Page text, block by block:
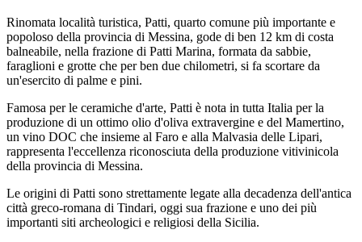
Rinomata località turistica, Patti, quarto comune più importante e
popoloso della provincia di Messina, gode di ben 12 km di costa
balneabile, nella frazione di Patti Marina, formata da sabbie,
faraglioni e grotte che per ben due chilometri, si fa scortare da
un'esercito di palme e pini.
Famosa per le ceramiche d'arte, Patti è nota in tutta Italia per la
produzione di un ottimo olio d'oliva extravergine e del Mamertino,
un vino DOC che insieme al Faro e alla Malvasia delle Lipari,
rappresenta l'eccellenza riconosciuta della produzione vitivinicola
della provincia di Messina.
Le origini di Patti sono strettamente legate alla decadenza dell'antica
città greco-romana di Tindari, oggi sua frazione e uno dei più
importanti siti archeologici e religiosi della Sicilia.